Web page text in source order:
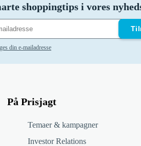
shoppingtips i vores
din e-mailadresse
På Prisjagt
Temaer & kampagner
Investor Relations